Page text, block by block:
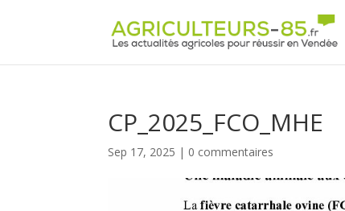
CP_2025_FCO_MHE
Sep 17, 2025 | 0 commentaires